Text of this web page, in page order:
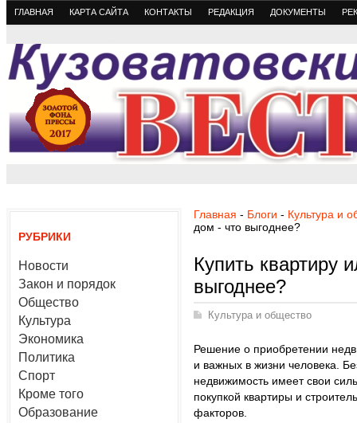
ГЛАВНАЯ КАРТА САЙТА КОНТАКТЫ РЕДАКЦИЯ ДОКУМЕНТЫ
РУБРИКИ
Новости
Закон и порядок
Общество
Культура
Экономика
Политика
Спорт
Кроме того
Образование
Главная - Блоги - Культура и
дом - что выгоднее?
Купить квартиру
выгоднее?
Культура и общество
Решение о приобретении
и важных в жизни человека.
недвижимость имеет свои
покупкой квартиры и
факторов.